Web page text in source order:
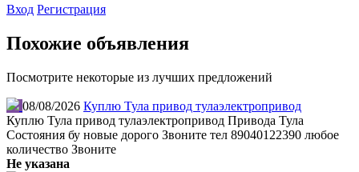
Вход Регистрация
Похожие объявления
Посмотрите некоторые из лучших предложений
08/08/2026 Куплю Тула привод тулаэлектропривод
Куплю Тула привод тулаэлектропривод Привода Тула
Состояния бу новые дорого Звоните тел 89040122390 любое
количество Звоните
Не указана